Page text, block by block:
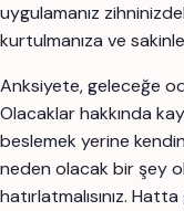
uygulamanız
kurtulmanıza ve
Anksiyete, geleceğe
Olacaklar hakkında
beslemek yerine
neden olacak bir şey
hatırlatmalısınız.